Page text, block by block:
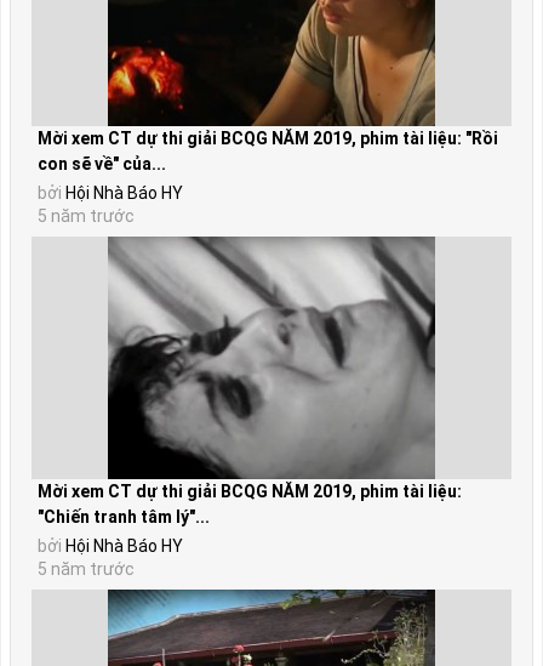
Mời xem CT dự thi giải BCQG NĂM 2019, phim tài liệu: "Rồi
con sẽ về" của...
bởi Hội Nhà Báo HY
5 năm trước
Mời xem CT dự thi giải BCQG NĂM 2019, phim tài liệu:
"Chiến tranh tâm lý"...
bởi Hội Nhà Báo HY
5 năm trước